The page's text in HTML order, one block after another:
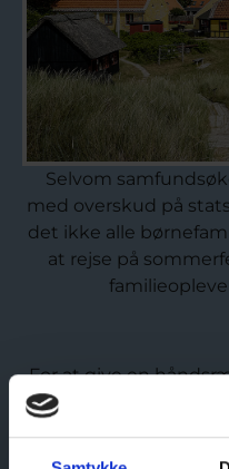
Selvom
med overskud på
det ikke alle
at rejse på
For at give en
til nogle af de